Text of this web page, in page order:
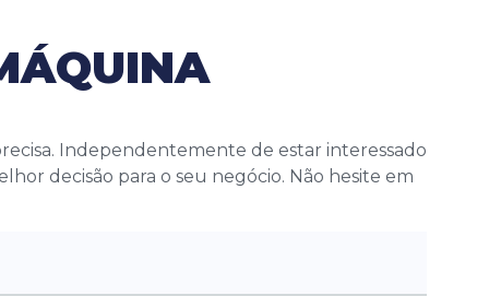
Independentemente de estar interessado
decisão para o seu negócio. Não hesite em